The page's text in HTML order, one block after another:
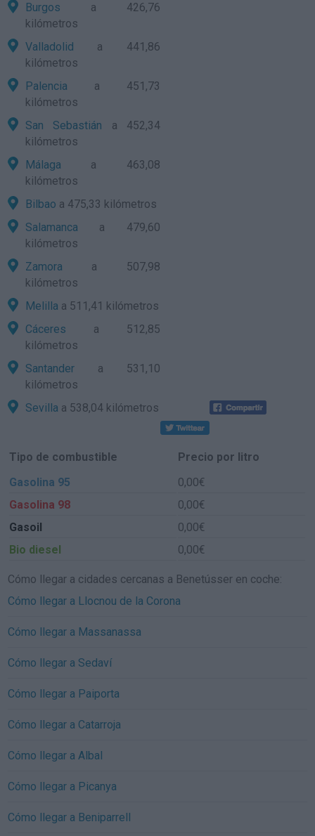
Burgos a 426,76
kilómetros
Valladolid a 441,86
kilómetros
Palencia a 451,73
kilómetros
San Sebastián a 452,34
kilómetros
Málaga a 463,08
kilómetros
Bilbao a 475,33 kilómetros
Salamanca a 479,60
kilómetros
Zamora a 507,98
kilómetros
Melilla a 511,41 kilómetros
Cáceres a 512,85
kilómetros
Santander a 531,10
kilómetros
Sevilla a 538,04 kilómetros
Tipo de combustible
Precio por litro
Gasolina 95
0,00€
Gasolina 98
0,00€
Gasoil
0,00€
Bio diesel
0,00€
Cómo llegar a cidades cercanas a Benetússer en coche:
Cómo llegar a Llocnou de la Corona
Cómo llegar a Massanassa
Cómo llegar a Sedaví
Cómo llegar a Paiporta
Cómo llegar a Catarroja
Cómo llegar a Albal
Cómo llegar a Picanya
Cómo llegar a Beniparrell